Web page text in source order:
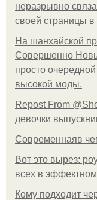
неразрывно
своей страницы в
На шанхайской
Совершенно
просто
высокой моды.
Repost From
девочки
Современнаяв
Вот это вырез:
всех в
Кому подходит